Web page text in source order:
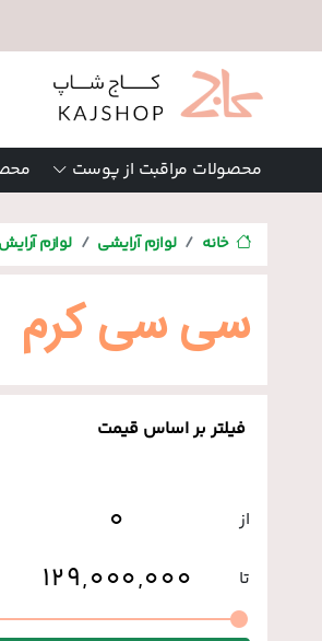
محصولات مراقبت از پوست
خانه لوازم آرایشی لوازم
سی سی کرم
فیلتر بر اساس قیمت
از
تا